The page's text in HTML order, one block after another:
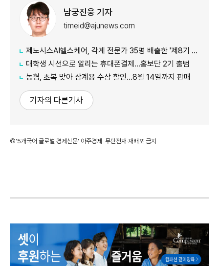
남궁진웅 기자
timeid@ajunews.com
제노시스AI헬스케어, 각계 전문가 35명 배출한 '제8기 AI 아카데미' 수료식
대학생 시선으로 알리는 휴대폰결제…홍보단 2기 출범
농협, 초복 맞아 삼계용 수삼 할인…8월 14일까지 판매
기자의 다른기사
©'5개국어 글로벌 경제신문' 아주경제. 무단전재·재배포 금지